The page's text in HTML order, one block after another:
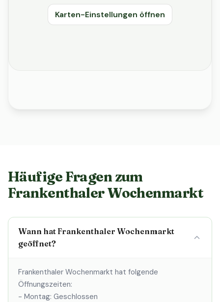
Karten-Einstellungen öffnen
Häufige Fragen zum
Frankenthaler Wochenmarkt
Wann hat Frankenthaler Wochenmarkt
geöffnet?
Frankenthaler Wochenmarkt hat folgende
Öffnungszeiten:
- Montag: Geschlossen